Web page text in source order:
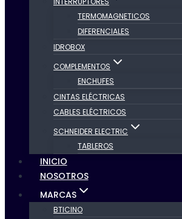
TERMOMAGNETICOS
DIFERENCIALES
IDROBOX
COMPLEMENTOS
ENCHUFES
CINTAS ELÉCTRICAS
CABLES ELÉCTRICOS
SCHNEIDER ELECTRIC
TABLEROS
INICIO
NOSOTROS
MARCAS
BTICINO